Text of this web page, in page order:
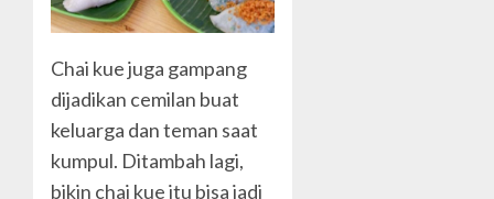
Chai kue juga gampang
dijadikan cemilan buat
keluarga dan teman saat
kumpul. Ditambah lagi,
bikin chai kue itu bisa jadi